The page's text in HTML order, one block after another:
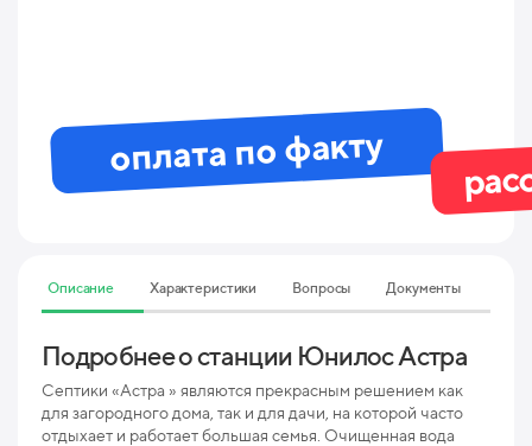
оплата по факту
Описание Характеристики Вопросы Документы
Подробнее о станции Юнилос Астра
Септики «Астра » являются прекрасным решением как
для загородного дома, так и для дачи, на которой часто
отдыхает и работает большая семья. Очищенная вода